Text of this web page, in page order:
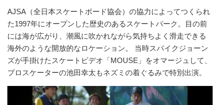
AJSA（全日本スケートボード協会）の協力によってつくられ
た1997年にオープンした歴史のあるスケートパーク。目の前
には海が広がり、潮風に吹かれながら気持ちよく滑走できる
海外のような開放的なロケーション。 当時スパイクジョーン
ズが手掛けたスケートビデオ「MOUSE」をオマージュして、
プロスケーターの池田幸太もネズミの着ぐるみで特別出演。